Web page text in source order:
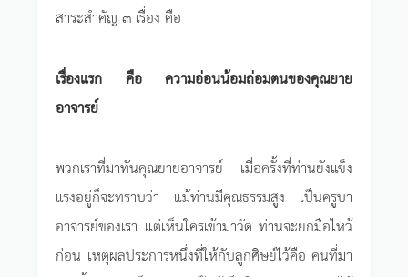
สาระสำคัญ ๓ เรื่อง คือ
เรื่องแรก คือ ความอ่อนน้อมถ่อมตนของคุณยาย
อาจารย์
พวกเราที่มาทันคุณยายอาจารย์ เมื่อครั้งที่ท่านยังแข็ง
แรงอยู่ก็จะทราบว่า แม้ท่านมีคุณธรรมสูง เป็นครูบา
อาจารย์ของเรา แต่เห็นใครเข้ามาวัด ท่านจะยกมือไหว้
ก่อน เหตุผลประการหนึ่งที่ให้กับลูกศิษย์ไว้คือ คนที่มา